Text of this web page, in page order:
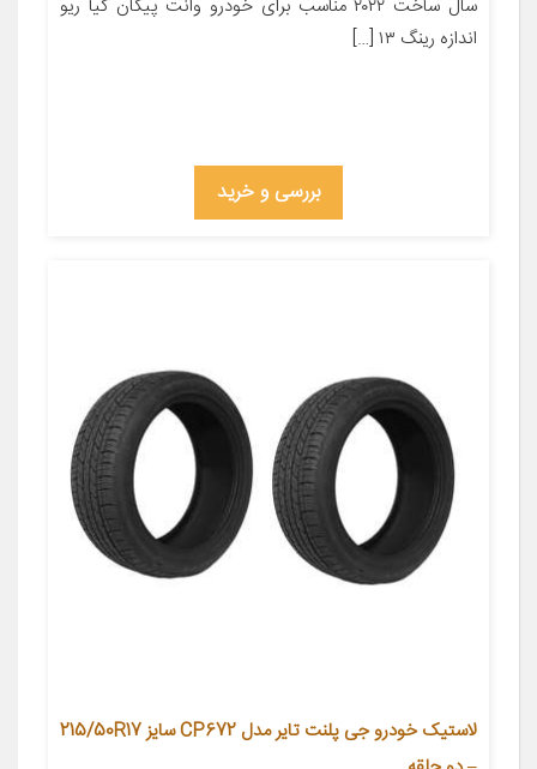
سال ساخت ۲۰۲۲ مناسب برای خودرو وانت پیکان کیا ریو
اندازه رینگ ۱۳ […]
بررسی و خرید
لاستیک خودرو جی پلنت تایر مدل CP672 سایز 215/50R17